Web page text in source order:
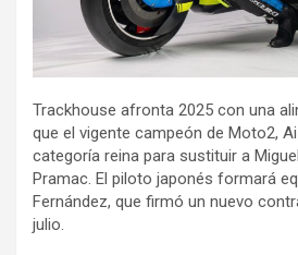
Trackhouse afronta 2025 con una
que el vigente campeón de Moto2,
categoría reina para sustituir a
Pramac. El piloto japonés formará
Fernández, que firmó un nuevo
julio.